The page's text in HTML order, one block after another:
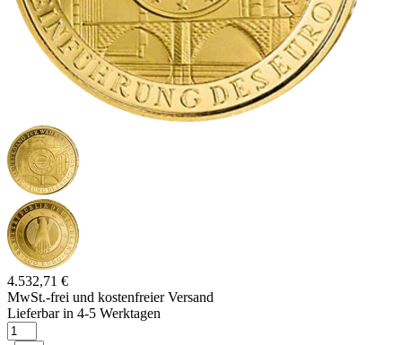
4.532,71 €
MwSt.-frei und kostenfreier Versand
Lieferbar in 4-5 Werktagen